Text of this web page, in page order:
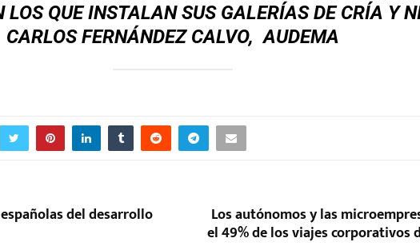
LOS QUE INSTALAN SUS GALERÍAS DE CRÍA Y
CARLOS FERNÁNDEZ CALVO, AUDEMA
del desarrollo Los autónomos y las
el 49% de los viajes corporativos